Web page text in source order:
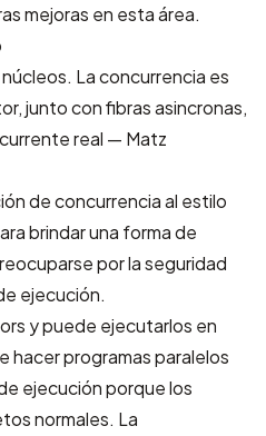
mejoras en esta área.
La concurrencia es
junto con fibras asincronas,
real — Matz
de concurrencia al estilo
brindar una forma de
por la seguridad
ejecución.
y puede ejecutarlos en
hacer programas paralelos
ejecución porque los
normales. La